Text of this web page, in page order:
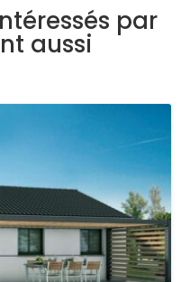
par
aussi